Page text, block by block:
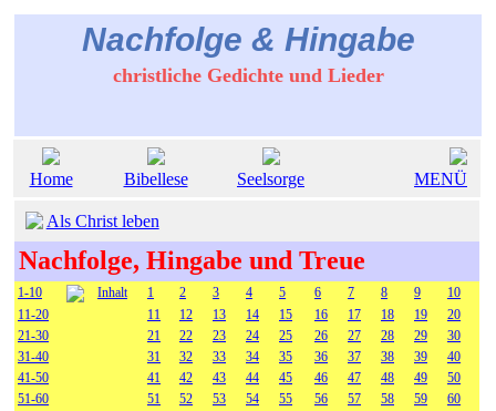
Nachfolge & Hingabe
christliche Gedichte und Lieder
Home Bibellese Seelsorge MENÜ
Als Christ leben
Nachfolge, Hingabe und Treue
1-10 Inhalt 1 2 3 4 5 6 7 8 9
10
11-20
11 12 13 14 15 16 17 18 19
20
21-30
21 22 23 24 25 26 27 28 29
30
31-40
31 32 33 34 35 36 37 38 39
40
41-50
41 42 43 44 45 46 47 48 49
50
51-60
51 52 53 54 55 56 57 58 59
60